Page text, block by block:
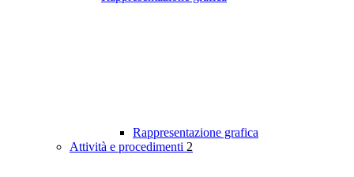
Rappresentazione grafica
Attività e procedimenti 2